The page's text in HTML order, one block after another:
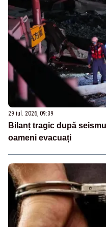
29 iul. 2026, 09:39
Bilanț tragic după
oameni evacuați